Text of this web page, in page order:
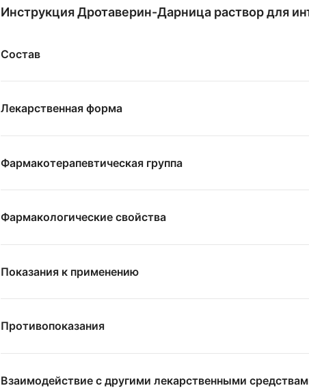
Инструкция Дротаверин-Дарница раствор для
Состав
Лекарственная форма
Фармакотерапевтическая группа
Фармакологические свойства
Показания к применению
Противопоказания
Взаимодействие с другими лекарственными